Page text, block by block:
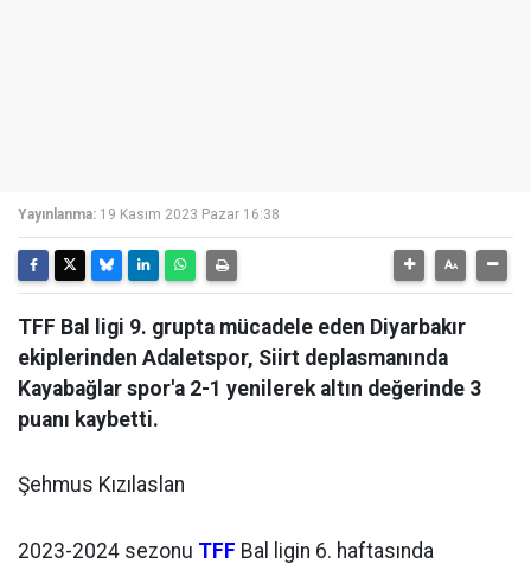
Yayınlanma: 19 Kasım 2023 Pazar 16:38
TFF Bal ligi 9. grupta mücadele eden Diyarbakır
ekiplerinden Adaletspor, Siirt deplasmanında
Kayabağlar spor'a 2-1 yenilerek altın değerinde 3
puanı kaybetti.
Şehmus Kızılaslan
2023-2024 sezonu TFF Bal ligin 6. haftasında